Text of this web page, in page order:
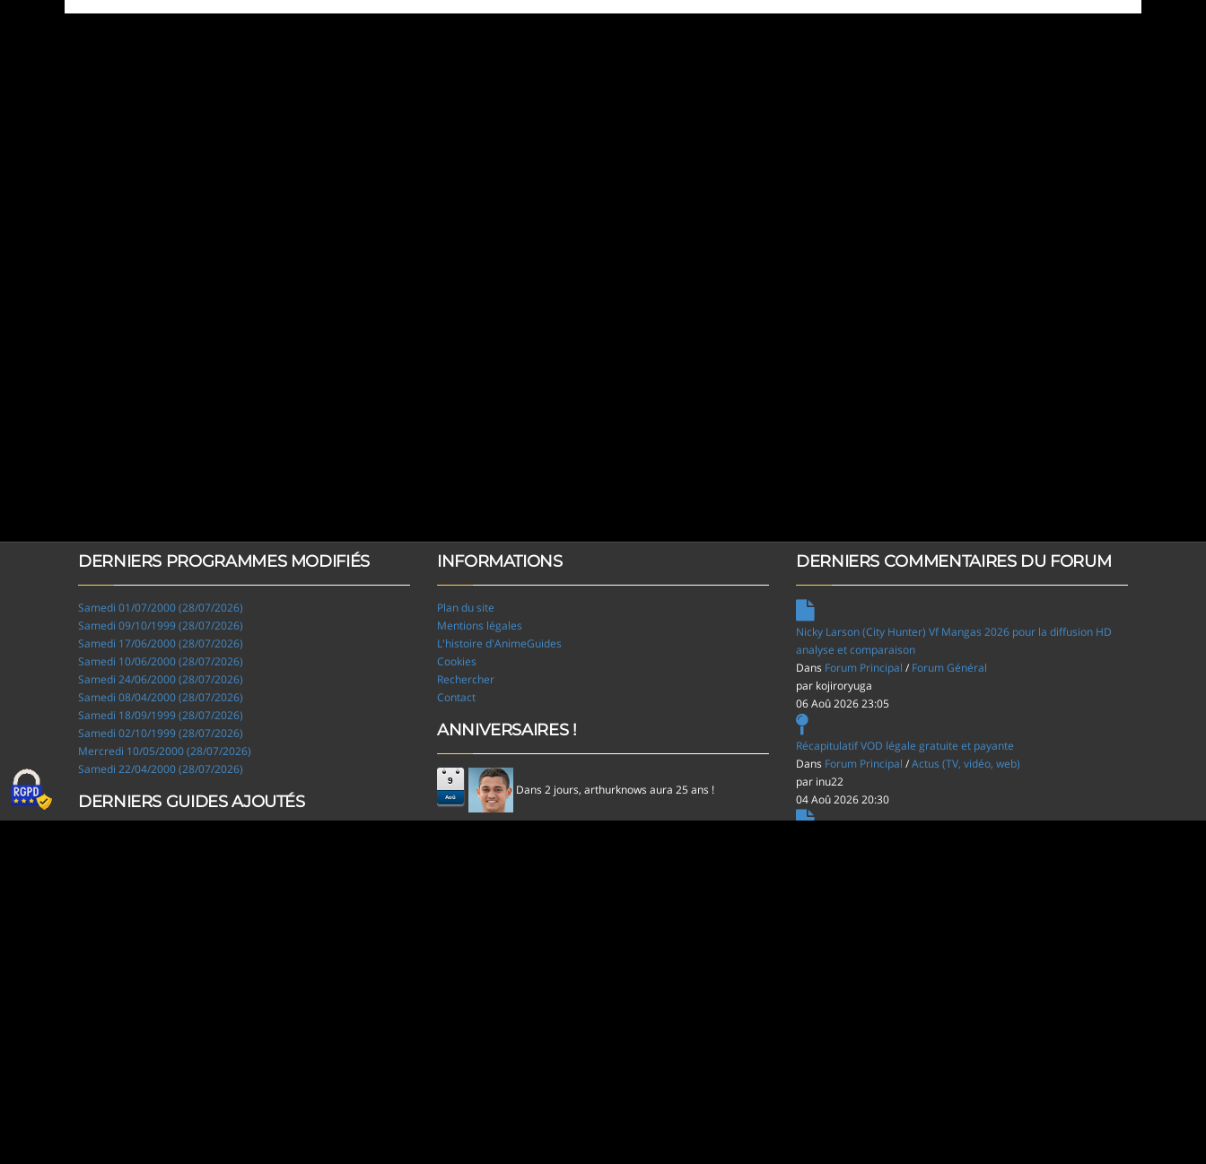
DERNIERS PROGRAMMES MODIFIÉS
Samedi 01/07/2000 (28/07/2026)
Samedi 09/10/1999 (28/07/2026)
Samedi 17/06/2000 (28/07/2026)
Samedi 10/06/2000 (28/07/2026)
Samedi 24/06/2000 (28/07/2026)
Samedi 08/04/2000 (28/07/2026)
Samedi 18/09/1999 (28/07/2026)
Samedi 02/10/1999 (28/07/2026)
Mercredi 10/05/2000 (28/07/2026)
Samedi 22/04/2000 (28/07/2026)
DERNIERS GUIDES AJOUTÉS
INFORMATIONS
Plan du site
Mentions légales
L'histoire d'AnimeGuides
Cookies
Rechercher
Contact
ANNIVERSAIRES !
9
Aoû
Dans 2 jours, arthurknows aura 25 ans !
DERNIERS COMMENTAIRES DU FORUM
Nicky Larson (City Hunter) Vf Mangas 2026 pour la diffusion HD
analyse et comparaison
Dans Forum Principal / Forum Général
par kojiroryuga
06 Aoû 2026 23:05
Récapitulatif VOD légale gratuite et payante
Dans Forum Principal /Actus (TV, vidéo, web)
par inu22
04 Aoû 2026 20:30